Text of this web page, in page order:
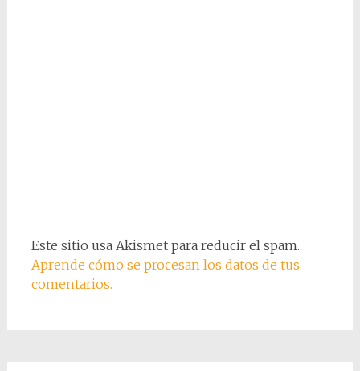
Este sitio usa Akismet para reducir el spam.
Aprende cómo se procesan los datos de tus
comentarios.